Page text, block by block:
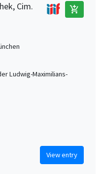
Cim.
add_shopping_cart
Ludwig-Maximilians-
View entry